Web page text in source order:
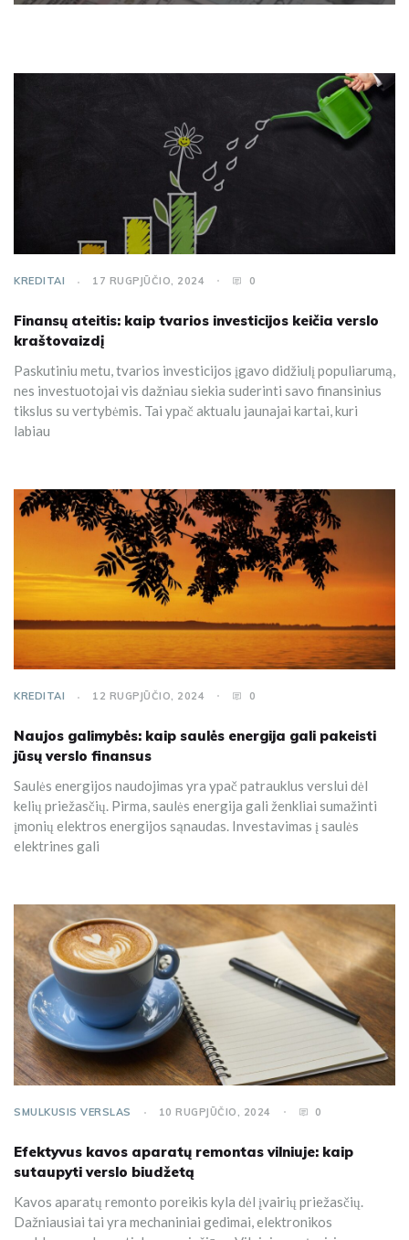
KREDITAI 17 RUGPJŪČIO, 2024 0
Finansų ateitis: kaip tvarios investicijos keičia verslo
kraštovaizdį
Paskutiniu metu, tvarios investicijos įgavo didžiulį populiarumą,
nes investuotojai vis dažniau siekia suderinti savo finansinius
tikslus su vertybėmis. Tai ypač aktualu jaunajai kartai, kuri
labiau
KREDITAI 12 RUGPJŪČIO, 2024 0
Naujos galimybės: kaip saulės energija gali pakeisti
jūsų verslo finansus
Saulės energijos naudojimas yra ypač patrauklus verslui dėl
kelių priežasčių. Pirma, saulės energija gali ženkliai sumažinti
įmonių elektros energijos sąnaudas. Investavimas į saulės
elektrines gali
SMULKUSIS VERSLAS 10 RUGPJŪČIO, 2024 0
Efektyvus kavos aparatų remontas vilniuje: kaip
sutaupyti verslo biudžetą
Kavos aparatų remonto poreikis kyla dėl įvairių priežasčių.
Dažniausiai tai yra mechaniniai gedimai, elektronikos